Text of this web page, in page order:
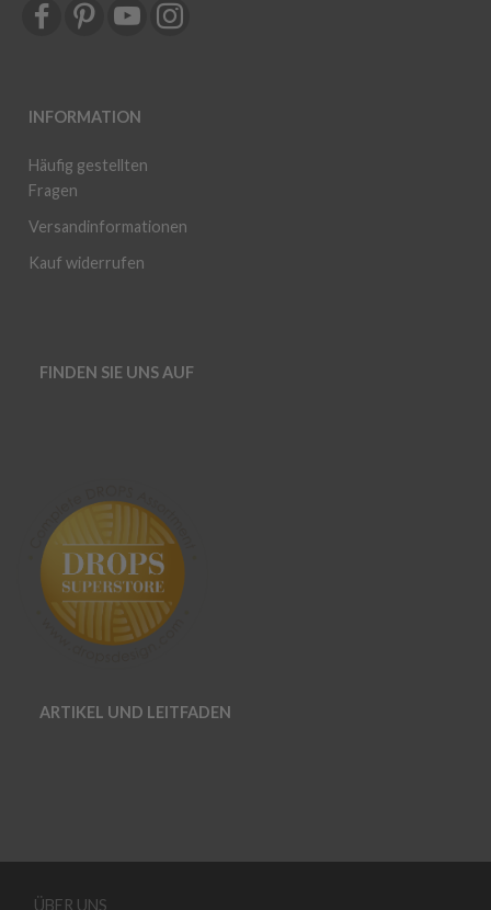
INFORMATION
Häufig gestellten
Fragen
Versandinformationen
Kauf widerrufen
FINDEN SIE UNS AUF
ARTIKEL UND LEITFADEN
ÜBER UNS